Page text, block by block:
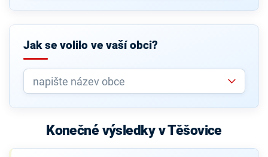
Jak se volilo ve vaší obci?
Konečné výsledky v Těšovice